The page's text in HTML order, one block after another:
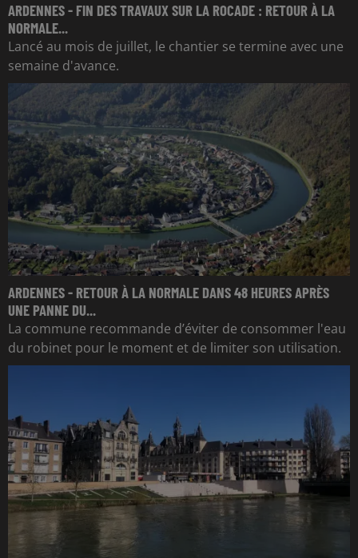
ARDENNES - FIN DES TRAVAUX SUR LA ROCADE : RETOUR À LA
NORMALE...
Lancé au mois de juillet, le chantier se termine avec une
semaine d'avance.
ARDENNES - RETOUR À LA NORMALE DANS 48 HEURES APRÈS
UNE PANNE DU...
La commune recommande d’éviter de consommer l'eau
du robinet pour le moment et de limiter son utilisation.